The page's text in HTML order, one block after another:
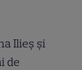
Ilieș și
de